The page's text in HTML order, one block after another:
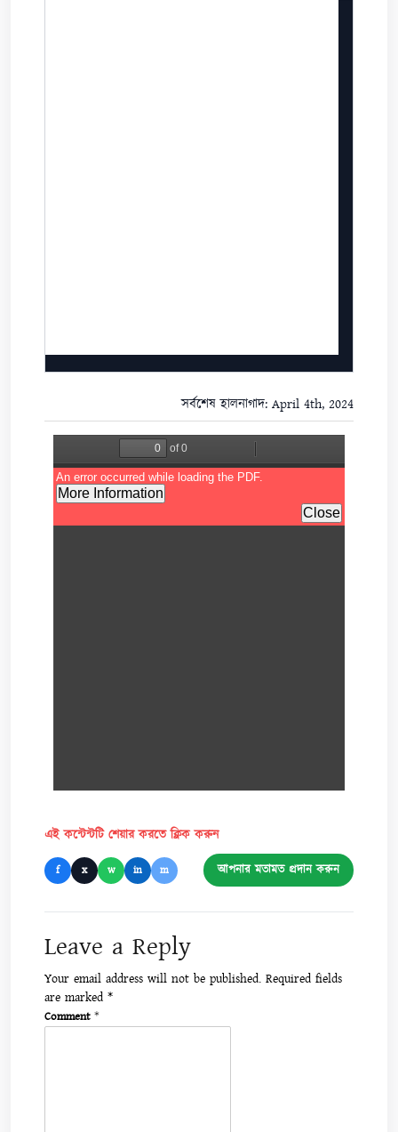
সর্বশেষ হালনাগাদ: April 4th, 2024
এই কন্টেন্টটি শেয়ার করতে ক্লিক করুন
f x w in m আপনার মতামত প্রদান করুন
Leave a Reply
Your email address will not be published. Required fields
are marked *
Comment *